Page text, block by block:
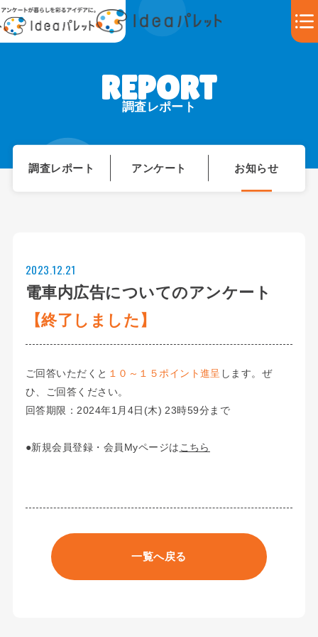
調査レポート
調査レポート アンケート お知らせ
電車内広告についてのアンケート
【終了しました】
2023.12.21
ご回答いただくと １０～１５ポイント進呈 します。ぜ
ひ、ご回答ください。
回答期限：2024年1月4日(木) 23時59分まで
●新規会員登録・会員Myページはこちら
一覧へ戻る